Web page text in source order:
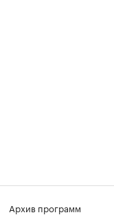
Архив программ